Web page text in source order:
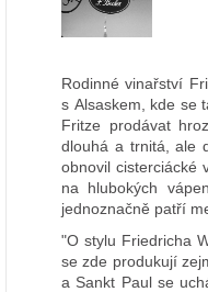
Rodinné vinařství
s Alsaskem, kde se
Fritze prodávat
dlouhá a trnitá, ale
obnovil cisterciácké
na hlubokých
jednoznačně patří
"O stylu Friedricha
se zde produkují
a Sankt Paul se